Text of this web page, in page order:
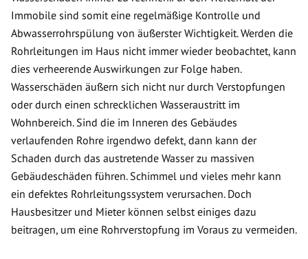
Immobile sind somit eine regelmäßige Kontrolle und
Abwasserrohrspülung von äußerster Wichtigkeit. Werden die
Rohrleitungen im Haus nicht immer wieder beobachtet, kann
dies verheerende Auswirkungen zur Folge haben.
Wasserschäden äußern sich nicht nur durch Verstopfungen
oder durch einen schrecklichen Wasseraustritt im
Wohnbereich. Sind die im Inneren des Gebäudes
verlaufenden Rohre irgendwo defekt, dann kann der
Schaden durch das austretende Wasser zu massiven
Gebäudeschäden führen. Schimmel und vieles mehr kann
ein defektes Rohrleitungssystem verursachen. Doch
Hausbesitzer und Mieter können selbst einiges dazu
beitragen, um eine Rohrverstopfung im Voraus zu vermeiden.